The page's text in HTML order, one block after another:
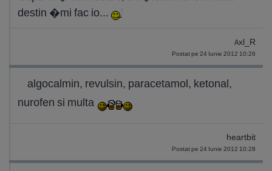
destin �mi fac io...
Axl_R
Postat pe 24 Iunie 2012 10:26
algocalmin, revulsin, paracetamol, ketonal,
nurofen si multa
heartbit
Postat pe 24 Iunie 2012 10:28